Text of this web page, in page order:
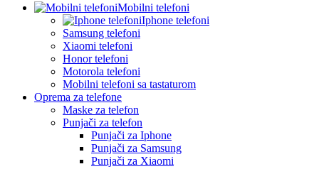
Mobilni telefoni
Iphone telefoni
Samsung telefoni
Xiaomi telefoni
Honor telefoni
Motorola telefoni
Mobilni telefoni sa tastaturom
Oprema za telefone
Maske za telefon
Punjači za telefon
Punjači za Iphone
Punjači za Samsung
Punjači za Xiaomi